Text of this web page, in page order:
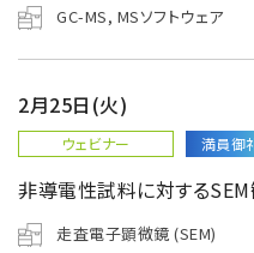
生産終了製品
GC-MS, MSソフトウェア
2月25日(火)
ウェビナー 満員御
非導電性試料に対する
走査電子顕微鏡 (SEM)